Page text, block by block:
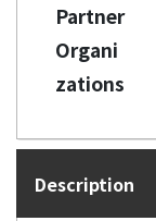
Partner
Organi
zations
Description